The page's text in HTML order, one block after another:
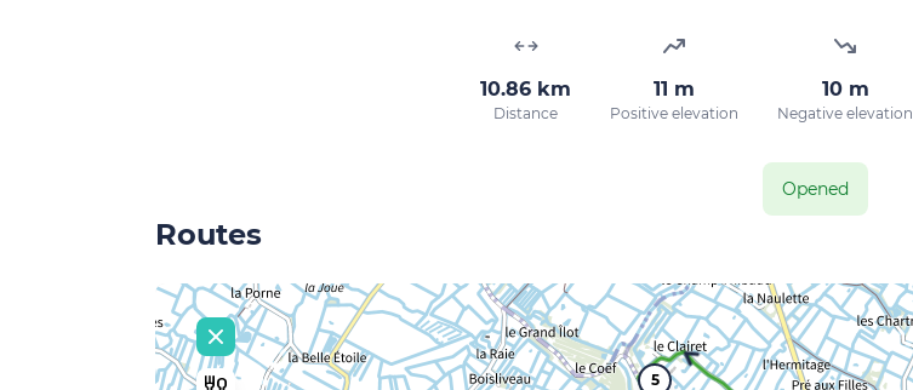
10.86 km
Distance
11 m
Positive elevation
10 m
Negative elevation
Opened
Routes
5